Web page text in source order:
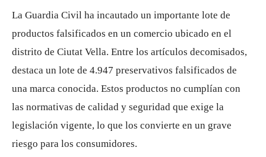
La Guardia Civil ha incautado un importante lote de
productos falsificados en un comercio ubicado en el
distrito de Ciutat Vella. Entre los artículos decomisados,
destaca un lote de 4.947 preservativos falsificados de
una marca conocida. Estos productos no cumplían con
las normativas de calidad y seguridad que exige la
legislación vigente, lo que los convierte en un grave
riesgo para los consumidores.